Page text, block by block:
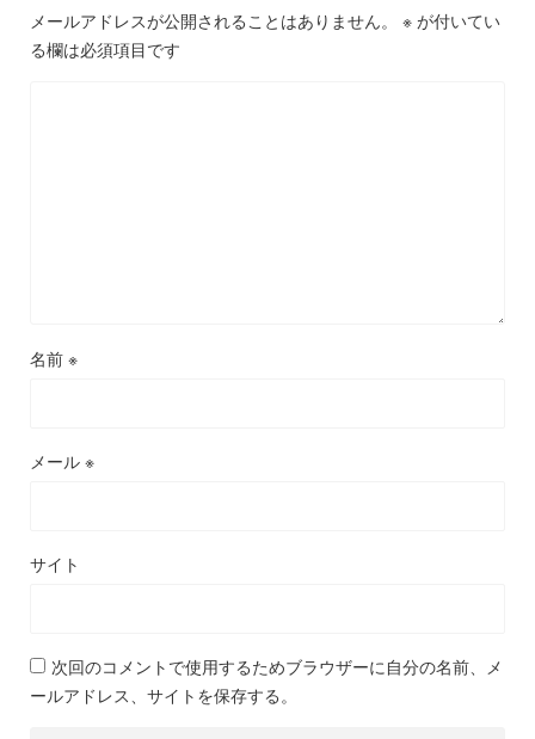
メールアドレスが公開されることはありません。 ※ が付いてい
る欄は必須項目です
名前 ※
メール ※
サイト
次回のコメントで使用するためブラウザーに自分の名前、メ
ールアドレス、サイトを保存する。